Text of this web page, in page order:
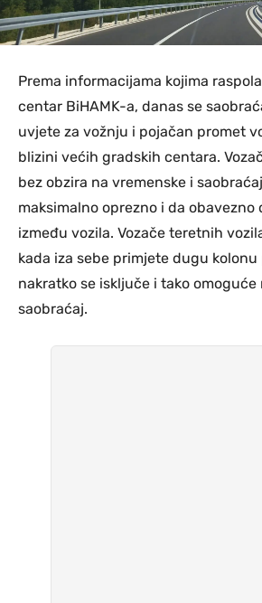
Prema informacijama kojima
centar BiHAMK-a, danas se
uvjete za vožnju i pojačan promet
blizini većih gradskih centara.
bez obzira na vremenske i
maksimalno oprezno i da obavezno
između vozila. Vozače teretnih
kada iza sebe primjete dugu
nakratko se isključe i tako
saobraćaj.